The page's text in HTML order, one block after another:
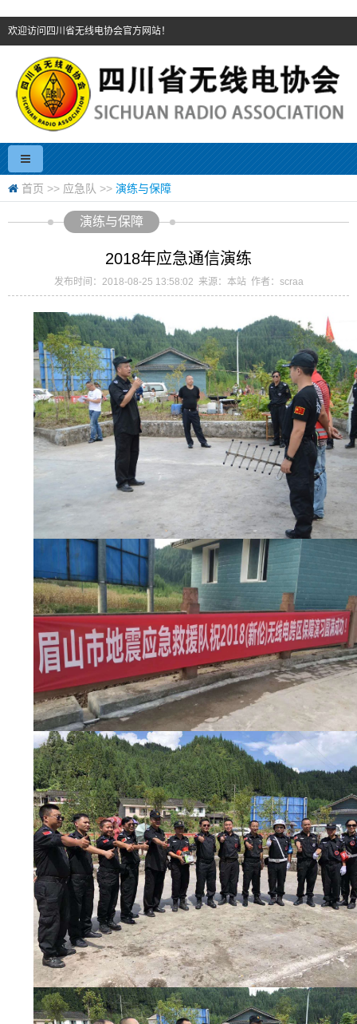
欢迎访问四川省无线电协会官方网站！
首页 >> 应急队 >> 演练与保障
演练与保障
2018年应急通信演练
发布时间：2018-08-25 13:58:02 来源：本站 作者：scraa